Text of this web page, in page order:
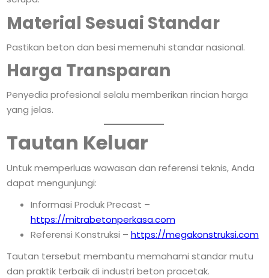
Material Sesuai Standar
Pastikan beton dan besi memenuhi standar nasional.
Harga Transparan
Penyedia profesional selalu memberikan rincian harga
yang jelas.
Tautan Keluar
Untuk memperluas wawasan dan referensi teknis, Anda
dapat mengunjungi:
Informasi Produk Precast –
https://mitrabetonperkasa.com
Referensi Konstruksi – https://megakonstruksi.com
Tautan tersebut membantu memahami standar mutu
dan praktik terbaik di industri beton pracetak.